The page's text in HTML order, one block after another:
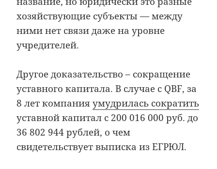
хозяйствующие субъекты — между
ними нет связи даже на уровне
учредителей.
Другое доказательство – сокращение
уставного капитала. В случае с QBF, за
8 лет компанияумудрилась сократить
уставной капитал с 200 016 000 руб. до
36 802 944 рублей, о чем
свидетельствует выписка из ЕГРЮЛ.